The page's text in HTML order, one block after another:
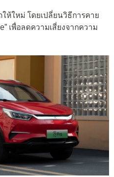
ห้ใหม่ โดยเปลี่ยนวิธีการคาย
เพื่อลดความเสี่ยงจากความ